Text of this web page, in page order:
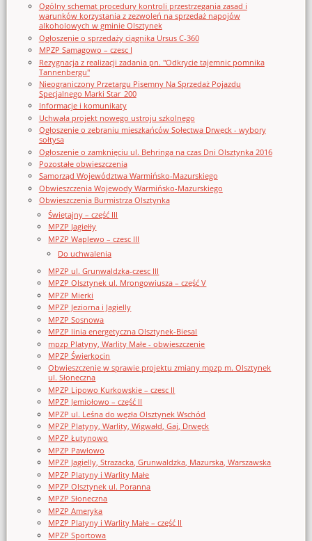
Ogólny schemat procedury kontroli przestrzegania zasad i
warunków korzystania z zezwoleń na sprzedaż napojów
alkoholowych w gminie Olsztynek
Ogłoszenie o sprzedaży ciągnika Ursus C-360
MPZP Samagowo – czesc I
Rezygnacja z realizacji zadania pn. "Odkrycie tajemnic pomnika
Tannenbergu"
Nieograniczony Przetargu Pisemny Na Sprzedaż Pojazdu
Specjalnego Marki Star_200
Informacje i komunikaty
Uchwała projekt nowego ustroju szkolnego
Ogłoszenie o zebraniu mieszkańców Sołectwa Drwęck - wybory
sołtysa
Ogłoszenie o zamknięciu ul. Behringa na czas Dni Olsztynka 2016
Pozostałe obwieszczenia
Samorząd Województwa Warmińsko-Mazurskiego
Obwieszczenia Wojewody Warmińsko-Mazurskiego
Obwieszczenia Burmistrza Olsztynka
Świętajny – część III
MPZP Jagiełły
MPZP Waplewo – czesc III
Do uchwalenia
MPZP ul. Grunwaldzka-czesc III
MPZP Olsztynek ul. Mrongowiusza – część V
MPZP Mierki
MPZP Jeziorna i Jagielly
MPZP Sosnowa
MPZP linia energetyczna Olsztynek-Biesal
mpzp Platyny, Warlity Małe - obwieszczenie
MPZP Świerkocin
Obwieszczenie w sprawie projektu zmiany mpzp m. Olsztynek
ul. Słoneczna
MPZP Lipowo Kurkowskie – czesc II
MPZP Jemiołowo – część II
MPZP ul. Leśna do węzła Olsztynek Wschód
MPZP Platyny, Warlity, Wigwałd, Gaj, Drwęck
MPZP Łutynowo
MPZP Pawłowo
MPZP Jagielly, Strazacka, Grunwaldzka, Mazurska, Warszawska
MPZP Platyny i Warlity Małe
MPZP Olsztynek ul. Poranna
MPZP Słoneczna
MPZP Ameryka
MPZP Platyny i Warlity Małe – część II
MPZP Sportowa